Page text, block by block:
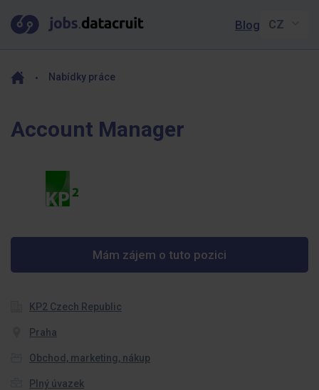
Blog
Nabídky práce
Account Manager
Mám zájem o tuto pozici
KP2 Czech Republic
Praha
Obchod, marketing, nákup
Plný úvazek